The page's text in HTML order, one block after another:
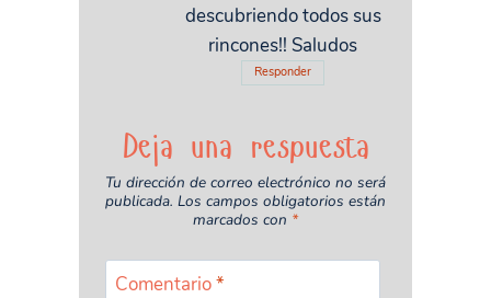
descubriendo todos sus
rincones!! Saludos
Responder
Deja una respuesta
Tu dirección de correo electrónico no será
publicada. Los campos obligatorios están
marcados con *
Comentario*